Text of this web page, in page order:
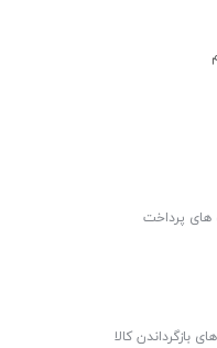
های پرداخت
بازگرداندن کالا